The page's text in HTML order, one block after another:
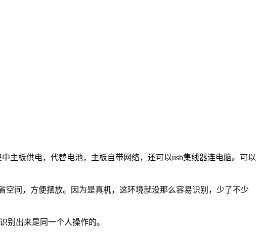
主板供电，代替电池，主板自带网络，还可以usb集线器连电脑。可以
间，方便摆放。因为是真机，这环境就没那么容易识别，少了不少
别出来是同一个人操作的。